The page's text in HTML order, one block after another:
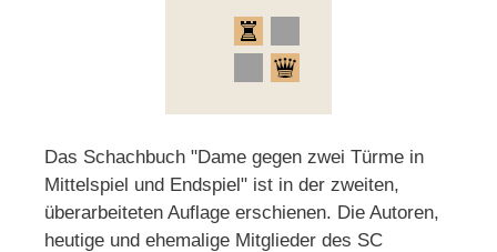
Das Schachbuch "Dame gegen zwei Türme in
Mittelspiel und Endspiel" ist in der zweiten,
überarbeiteten Auflage erschienen. Die Autoren,
heutige und ehemalige Mitglieder des SC